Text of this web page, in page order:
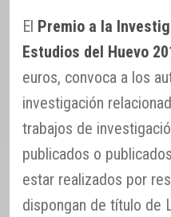
El Premio a la
Estudios del Huevo
euros, convoca a los
investigación
trabajos de
publicados o
estar realizados por
dispongan de título de